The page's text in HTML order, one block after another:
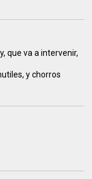
que va a intervenir,
y chorros